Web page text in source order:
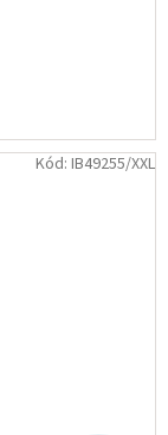
Kód: IB49255/XXL